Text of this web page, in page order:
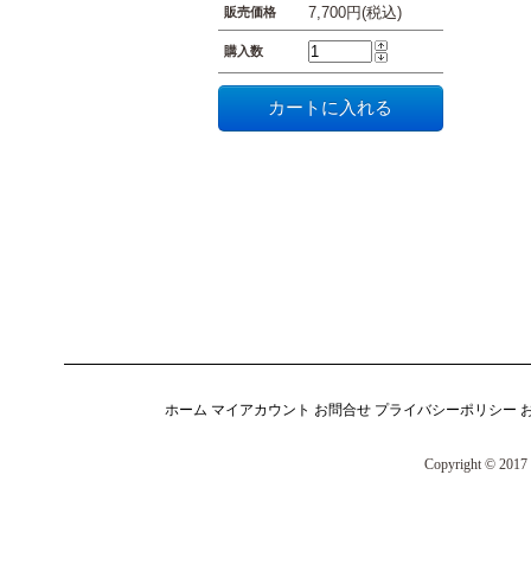
販売価格 7,700円(税込)
購入数
ホーム マイアカウント お問合せ プライバシーポリシー
Copyright © 2017